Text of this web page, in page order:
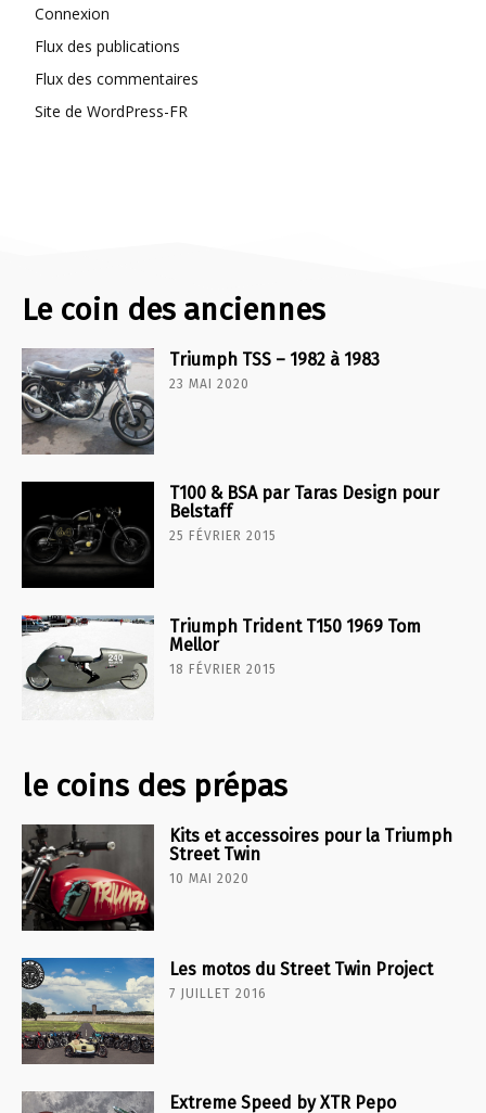
Connexion
Flux des publications
Flux des commentaires
Site de WordPress-FR
Le coin des anciennes
Triumph TSS – 1982 à 1983
23 MAI 2020
T100 & BSA par Taras Design pour
Belstaff
25 FÉVRIER 2015
Triumph Trident T150 1969 Tom
Mellor
18 FÉVRIER 2015
le coins des prépas
Kits et accessoires pour la Triumph
Street Twin
10 MAI 2020
Les motos du Street Twin Project
7 JUILLET 2016
Extreme Speed by XTR Pepo